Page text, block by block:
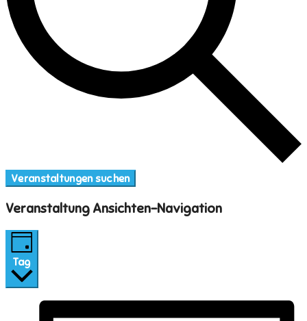
Veranstaltungen suchen
Veranstaltung Ansichten-Navigation
Tag